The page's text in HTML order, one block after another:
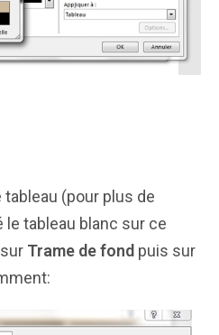
(pour plus de
le tableau blanc sur ce
Trame de fond puis sur